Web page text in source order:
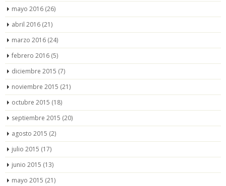
mayo 2016 (26)
abril 2016 (21)
marzo 2016 (24)
febrero 2016 (5)
diciembre 2015 (7)
noviembre 2015 (21)
octubre 2015 (18)
septiembre 2015 (20)
agosto 2015 (2)
julio 2015 (17)
junio 2015 (13)
mayo 2015 (21)